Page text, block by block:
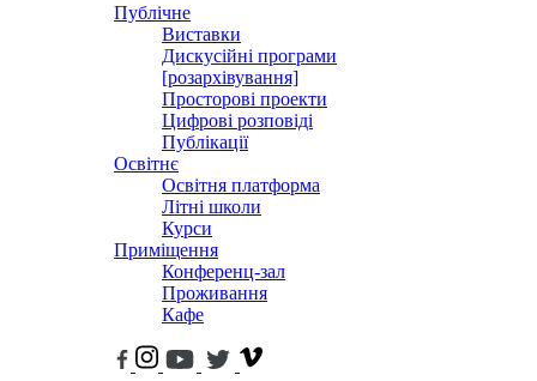
Публічне
Виставки
Дискусійні програми
[розархівування]
Просторові проекти
Цифрові розповіді
Публікації
Освітнє
Освітня платформа
Літні школи
Курси
Приміщення
Конференц-зал
Проживання
Кафе